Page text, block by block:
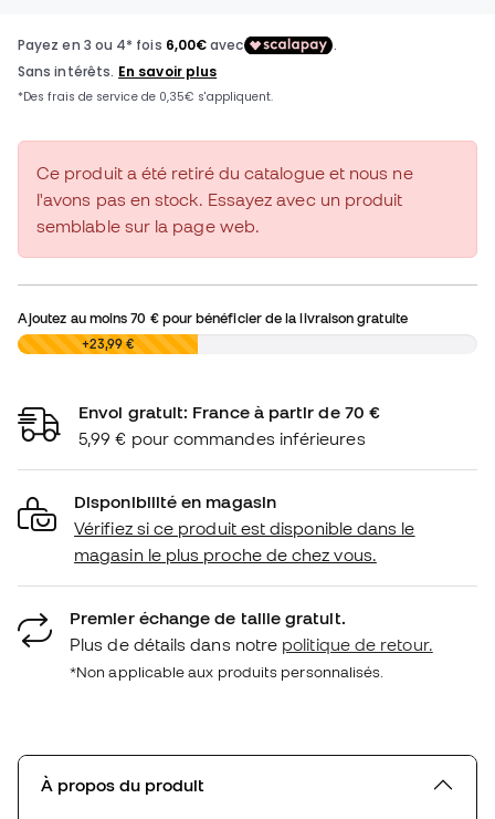
Ce produit a été retiré du catalogue et nous ne
l'avons pas en stock. Essayez avec un produit
semblable sur la page web.
Ajoutez au moins70 €pour bénéficier de la livraison gratuite
0,00 € +23,99 €
Envoi gratuit: France à partir de 70 €
5,99 € pour commandes inférieures
Disponibilité en magasin
Vérifiez si ce produit est disponible dans le
magasin le plus proche de chez vous.
Premier échange de taille gratuit.
Plus de détails dans notre politique de retour.
*Non applicable aux produits personnalisés.
À propos du produit